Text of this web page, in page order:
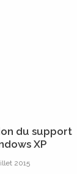
du support
XP
2015